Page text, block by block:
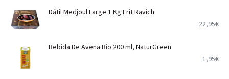
Dátil Medjoul Large 1 Kg Frit Ravich
22,95€
Bebida De Avena Bio 200 ml, NaturGreen
1,95€